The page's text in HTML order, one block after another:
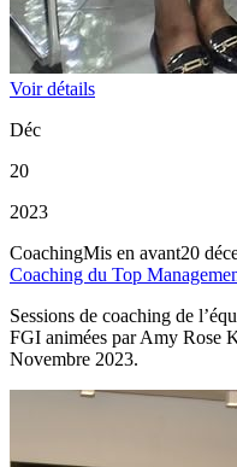
Voir détails
Déc
20
2023
CoachingMis en avant20
Coaching du Top
Sessions de coaching de
FGI animées par Amy Rose
Novembre 2023.